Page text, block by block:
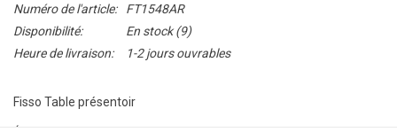
Numéro de l'article:
FT1548AR
Disponibilité:
En stock(9)
Heure de livraison:
1-2 jours ouvrables
Fisso Table présentoir